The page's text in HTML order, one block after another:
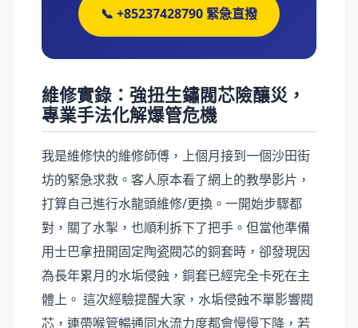
📞 +85237428790 緊急直撥
維修實錄：強扭生鏽閥芯險釀災，
專業手法化解爆管危機
我是維修快的維修師傅，上個月接到一個沙田街
坊的緊急求救。客人原本看了網上的教學影片，
打算自己進行水龍頭維修/更換。一開始步驟都
對，關了水掣，也順利拆下了把手。但當他準備
用士巴拿扭開固定陶瓷閥芯的銅套時，卻發現因
為長年累月的水垢侵蝕，銅套已經完全卡死在主
體上。 這次經驗提醒大家，水垢侵蝕不單影響閥
芯，連帶喉管暢通同水流力度都會慢慢下降，若